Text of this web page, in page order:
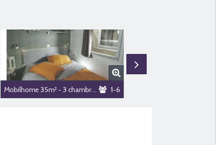
Mobilhome 35m² - 3 chambres 1-6